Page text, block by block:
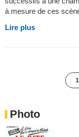
à mesure de ces
Lire plus
Photo